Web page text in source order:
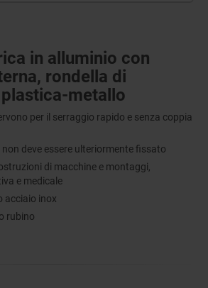
in alluminio con
rondella di
metallo
per il serraggio rapido e senza coppia
deve essere ulteriormente fissato
di macchine e montaggi,
e medicale
acciaio inox
rubino